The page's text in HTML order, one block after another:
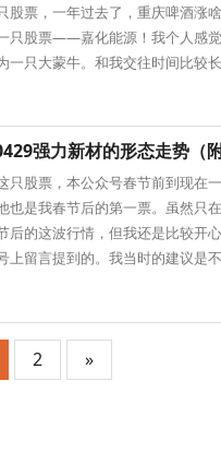
股票，一年过去了，重庆啤酒涨
只股票——嘉化能源！我个人感
一只大蒙牛。和我交往时间比较
强力新材的形态走势（
只股票，本公众号春节前到现在
也是我春节后的第一票。虽然只
后的这波行情，但我还是比较开
上留言提到的。我当时的建议是
2 »